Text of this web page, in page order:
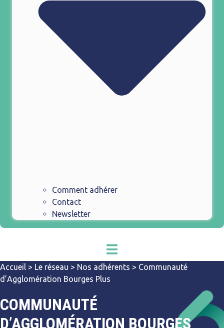
Comment adhérer
Contact
Newsletter
Accueil > Le réseau > Nos adhérents > Communauté
d’Agglomération Bourges Plus
COMMUNAUTÉ
D’AGGLOMÉRATION BOURGES